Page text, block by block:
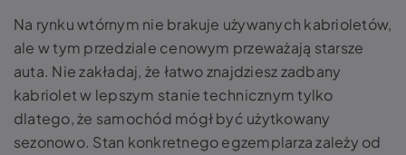
Na rynku wtórnym nie brakuje używanych kabrioletów,
ale w tym przedziale cenowym przeważają starsze
auta. Nie zakładaj, że łatwo znajdziesz zadbany
kabriolet w lepszym stanie technicznym tylko
dlatego, że samochód mógł być użytkowany
sezonowo. Stan konkretnego egzemplarza zależy od